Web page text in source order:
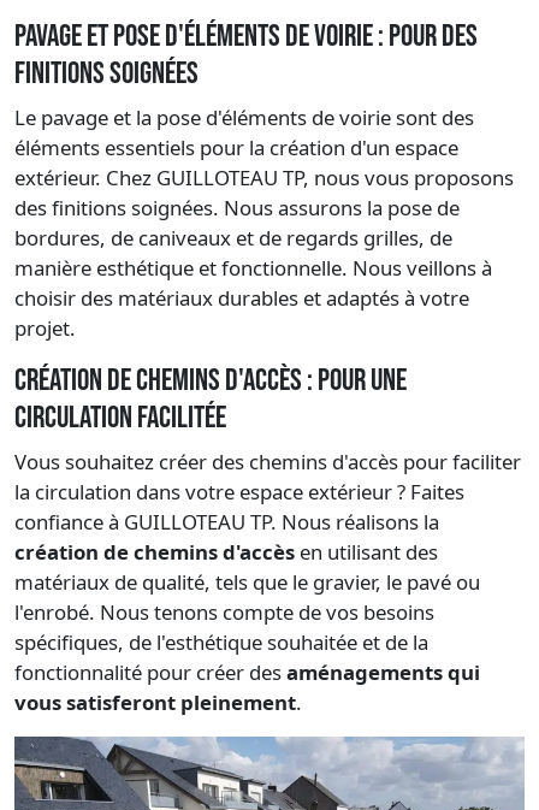
Pavage et pose d'éléments de voirie : Pour des
finitions soignées
Le pavage et la pose d'éléments de voirie sont des
éléments essentiels pour la création d'un espace
extérieur. Chez GUILLOTEAU TP, nous vous proposons
des finitions soignées. Nous assurons la pose de
bordures, de caniveaux et de regards grilles, de
manière esthétique et fonctionnelle. Nous veillons à
choisir des matériaux durables et adaptés à votre
projet.
Création de chemins d'accès : Pour une
circulation facilitée
Vous souhaitez créer des chemins d'accès pour faciliter
la circulation dans votre espace extérieur ? Faites
confiance à GUILLOTEAU TP. Nous réalisons la
création de chemins d'accès en utilisant des
matériaux de qualité, tels que le gravier, le pavé ou
l'enrobé. Nous tenons compte de vos besoins
spécifiques, de l'esthétique souhaitée et de la
fonctionnalité pour créer desaménagements qui
vous satisferont pleinement.